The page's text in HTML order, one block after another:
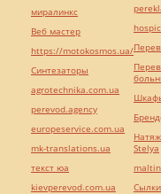
миралинкс
Веб мастер
https://motokosmos.ua/
Синтезаторы
agrotechnika.com.ua
perevod.agency
europeservice.com.ua
mk-translations.ua
текст юа
kievperevod.com.ua
Stelya
Cылки